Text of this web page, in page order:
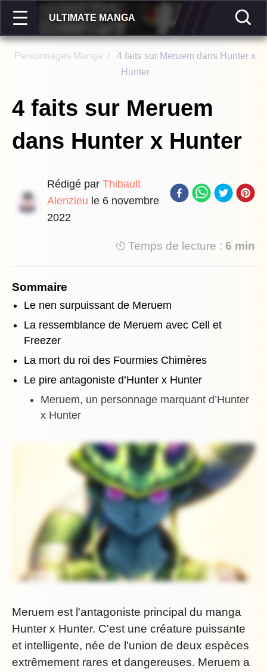
ULTIMATE MANGA
Personnages Manga /
4 faits sur Meruem dans Hunter x
Hunter
4 faits sur Meruem
dans Hunter x Hunter
Rédigé par Thibault
Alenzieu le 6 novembre
2022
Temps de lecture : 6 min
Sommaire
Le nen surpuissant de Meruem
La ressemblance de Meruem avec Cell et
Freezer
La mort du roi des Fourmies Chimères
Le pire antagoniste d’Hunter x Hunter
Meruem, un personnage marquant d’Hunter
x Hunter
Meruem est l'antagoniste principal du manga
Hunter x Hunter. C'est une créature puissante
et intelligente, née de l'union de deux espèces
extrêmement rares et dangereuses. Meruem a